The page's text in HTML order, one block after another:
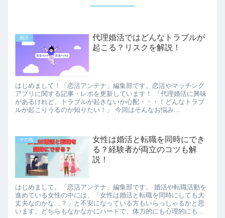
婚活
代理婚活ではどんなトラブルが
起こる？リスクを解説！
はじめまして！「恋活アンテナ」編集部です。恋活やマッチング
アプリに関する記事・レポを更新しています！ 「代理婚活に興味
があるけれど、トラブルが起きないか心配・・・！どんなトラブ
ルが起こりうるのか知りたい！」 今回はそんなお悩み...
その他
女性は婚活と転職を同時にでき
る？経験者が両立のコツも解
説！
はじめまして。「恋活アンテナ」編集部です。 婚活や転職活動を
進めている女性の中には、「女性は婚活と転職を同時にしても大
丈夫なのかな…？」と不安になっている方もいらっしゃるかと思
います。どちらもなかなかにハードで、体力的にも心理的にも...